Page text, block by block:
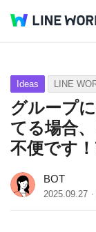
Q&A Tips
Ideas LINE
グループ
てる場合
不便です
BOT
2025.09.27